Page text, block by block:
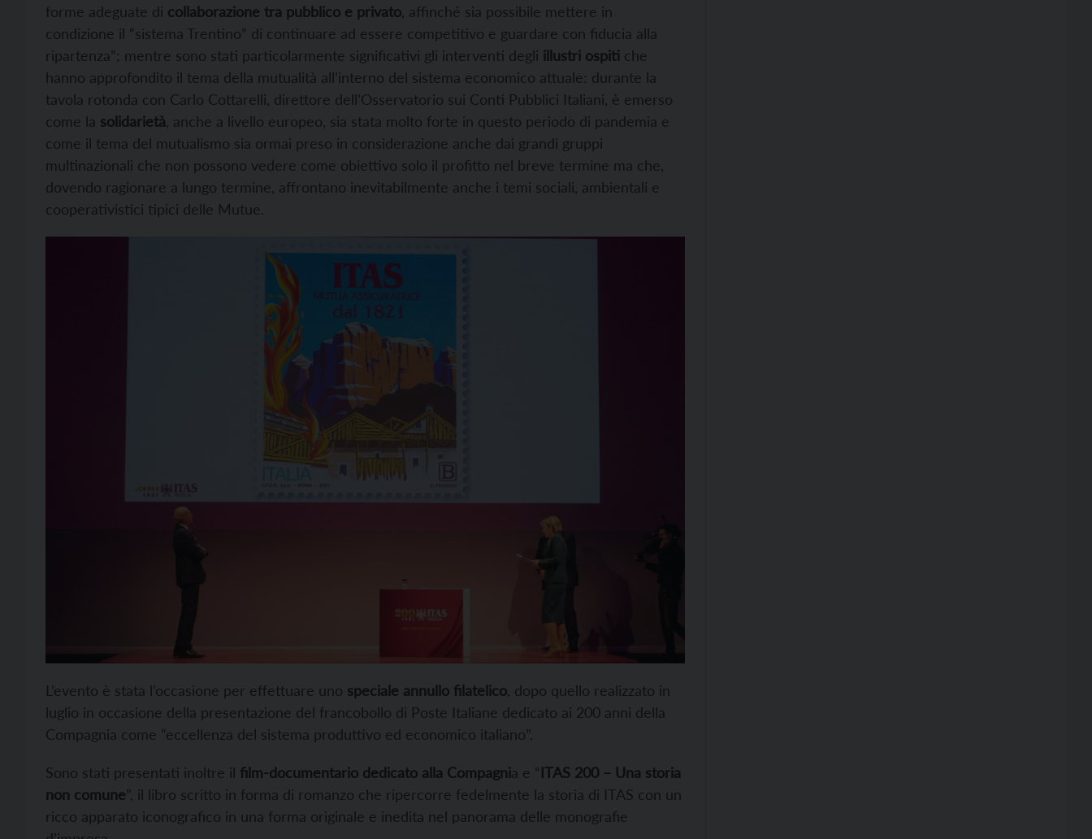
forme adeguate di collaborazione tra pubblico e privato , affinché sia possibile mettere in
condizione il “sistema Trentino” di continuare ad essere competitivo e guardare con fiducia alla
ripartenza”; mentre sono stati particolarmente significativi gli interventi degli illustri ospiti che
hanno approfondito il tema della mutualità all’interno del sistema economico attuale: durante la
tavola rotonda con Carlo Cottarelli, direttore dell’Osservatorio sui Conti Pubblici Italiani, è emerso
come la solidarietà , anche a livello europeo, sia stata molto forte in questo periodo di pandemia e
come il tema del mutualismo sia ormai preso in considerazione anche dai grandi gruppi
multinazionali che non possono vedere come obiettivo solo il profitto nel breve termine ma che,
dovendo ragionare a lungo termine, affrontano inevitabilmente anche i temi sociali, ambientali e
cooperativistici tipici delle Mutue.
L’evento è stata l’occasione per effettuare uno speciale annullo filatelico , dopo quello realizzato in
luglio in occasione della presentazione del francobollo di Poste Italiane dedicato ai 200 anni della
Compagnia come “eccellenza del sistema produttivo ed economico italiano”.
Sono stati presentati inoltre il film-documentario dedicato alla Compagnia e “ITAS 200 – Una storia
non comune”, il libro scritto in forma di romanzo che ripercorre fedelmente la storia di ITAS con un
ricco apparato iconografico in una forma originale e inedita nel panorama delle monografie